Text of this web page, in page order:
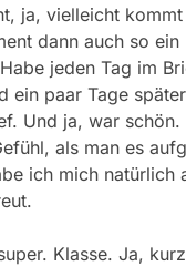
ja, vielleicht
dann auch so ein
jeden Tag im
ein paar Tage
Und ja, war schön.
als man es
ich mich natürlich
Klasse. Ja,